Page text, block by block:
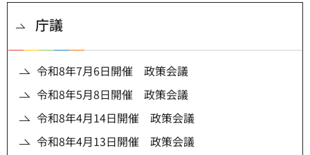
庁議
令和8年7月6日開催 政策会議
令和8年5月8日開催 政策会議
令和8年4月14日開催 政策会議
令和8年4月13日開催 政策会議